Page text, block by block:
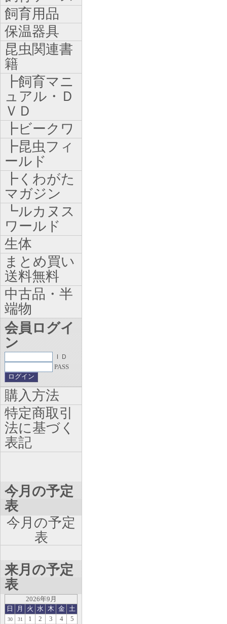
飼育用品
保温器具
昆虫関連書
籍
┣飼育マニ
ュアル・Ｄ
ＶＤ
┣ビークワ
┣昆虫フィ
ールド
┣くわがた
マガジン
┗ルカヌス
ワールド
生体
まとめ買い
送料無料
中古品・半
端物
会員ログイ
ン
ＩＤ
PASS
購入方法
特定商取引
法に基づく
表記
今月の予定
表
今月の予定
表
来月の予定
表
2026年9月
日
月 火 水 木 金 土
30 31 1 2 3 4
5